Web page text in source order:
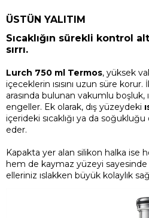
ÜSTÜN YALITIM
Sıcaklığın sürekli kontrol
sırrı.
Lurch 750 ml Termos, yüksek
içeceklerin ısısını uzun süre
arasında bulunan vakumlu boşluk,
engeller. Ek olarak, dış yüzeydeki
içerideki sıcaklığı ya da
eder.
Kapakta yer alan silikon halka ise
hem de kaymaz yüzeyi sayesinde
elleriniz ıslakken büyük kolaylık